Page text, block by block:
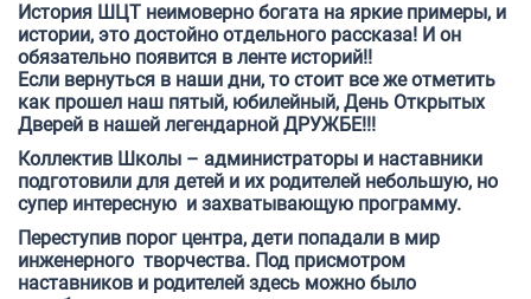
История ШЦТ неимоверно богата на яркие примеры, и
истории, это достойно отдельного рассказа! И он
обязательно появится в ленте историй!!
Если вернуться в наши дни, то стоит все же отметить
как прошел наш пятый, юбилейный, День Открытых
Дверей в нашей легендарной ДРУЖБЕ!!!
Коллектив Школы – администраторы и наставники
подготовили для детей и их родителей небольшую, но
супер интересную и захватывающую программу.
Переступив порог центра, дети попадали в мир
инженерного творчества. Под присмотром
наставников и родителей здесь можно было